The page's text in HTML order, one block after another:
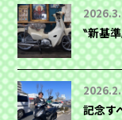
‶新基
記念す